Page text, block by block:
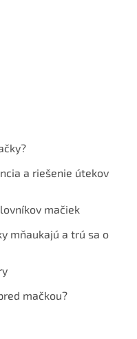
a riešenie útekov
mačiek
mňaukajú a trú sa o
mačkou?